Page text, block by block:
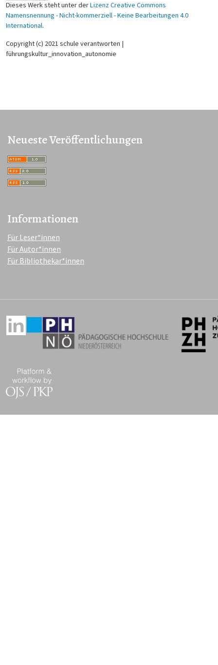
Dieses Werk steht unter derLizenz Creative Commons
Namensnennung - Nicht-kommerziell - Keine Bearbeitungen 4.0
International.
Copyright (c) 2021 schule verantworten |
führungskultur_innovation_autonomie
Neueste Veröffentlichungen
Informationen
Für Leser*innen
Für Autor*innen
Für Bibliothekar*innen